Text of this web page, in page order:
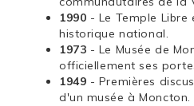
1990 - Le Temple Libre
historique national.
1973 - Le Musée de
officiellement ses
1949 - Premières
d'un musée à Moncton.